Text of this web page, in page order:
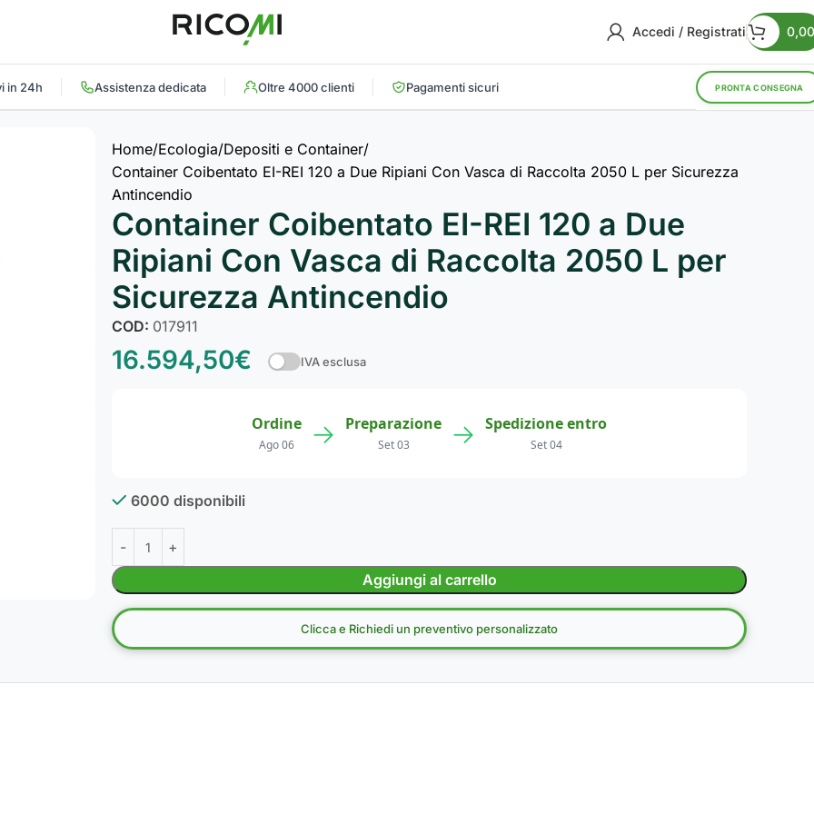
Accedi / Registrati 0,00
in 24h Assistenza dedicata Oltre 4000 clienti Pagamenti sicuri PRONTA CONSEGNA
Home Ecologia Depositi e Container
Container Coibentato EI-REI 120 a Due Ripiani Con Vasca di Raccolta 2050 L per Sicurezza
Antincendio
Container Coibentato EI-REI 120 a Due
Ripiani Con Vasca di Raccolta 2050 L per
Sicurezza Antincendio
COD: 017911
16.594,50€ IVA esclusa
Ordine
Ago 06 → Preparazione
Set 03 → Spedizione entro
Set 04
6000 disponibili
Aggiungi al carrello
Clicca e Richiedi un preventivo personalizzato